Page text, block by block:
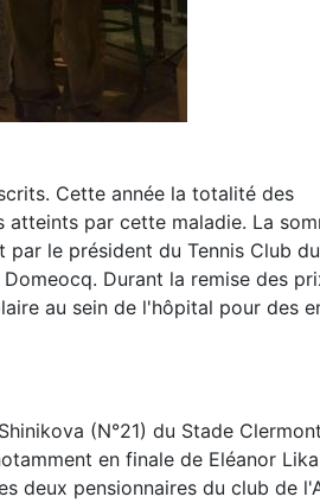
Cette année la totalité des
par cette maladie. La
le président du Tennis Club du
Durant la remise des
au sein de l'hôpital pour des
(N°21) du Stade
en finale de Eléanor Lika
deux pensionnaires du club de